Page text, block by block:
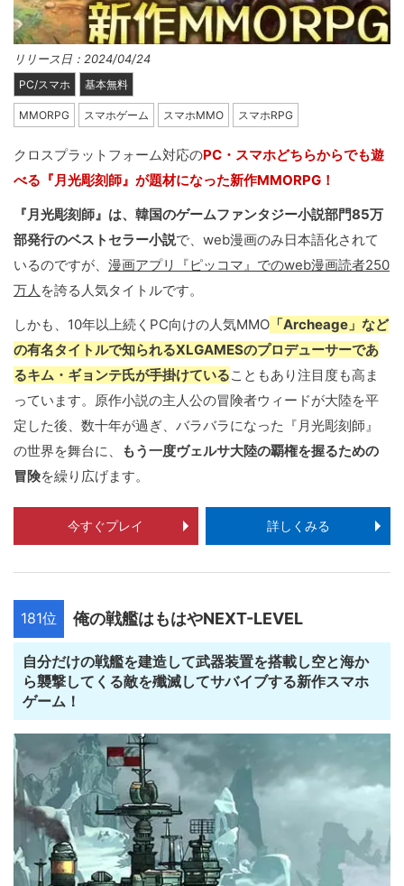
リリース日：2024/04/24
PC/スマホ 基本無料
MMORPG スマホゲーム スマホMMO スマホRPG
クロスプラットフォーム対応のPC・スマホどちらからでも遊
べる『月光彫刻師』が題材になった新作MMORPG！
『月光彫刻師』は、韓国のゲームファンタジー小説部門85万
部発行のベストセラー小説で、web漫画のみ日本語化されて
いるのですが、 漫画アプリ『ピッコマ』でのweb漫画読者250
万人 を誇る人気タイトルです。
しかも、10年以上続くPC向けの人気MMO 「Archeage」など
の有名タイトルで知られるXLGAMESのプロデューサーであ
るキム・ギョンテ氏が手掛けていることもあり注目度も高ま
っています。原作小説の主人公の冒険者ウィードが大陸を平
定した後、数十年が過ぎ、バラバラになった『月光彫刻師』
の世界を舞台に、
もう一度ヴェルサ大陸の覇権を握るための
冒険を繰り広げます。
今すぐプレイ 詳しくみる
181位 俺の戦艦はもはやNEXT-LEVEL
自分だけの戦艦を建造して武器装置を搭載し空と海か
ら襲撃してくる敵を殲滅してサバイブする新作スマホ
ゲーム！